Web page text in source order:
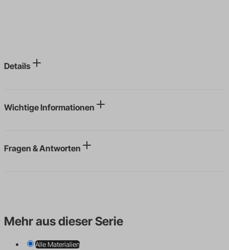
Details
Wichtige Informationen
Fragen & Antworten
Mehr aus dieser Serie
Alle Materialien